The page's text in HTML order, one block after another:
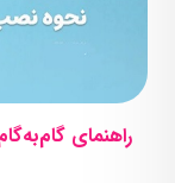
راهنمای